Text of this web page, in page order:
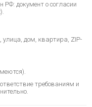
РФ: документ о согласии
дом, квартира, ZIP-
требованиям и